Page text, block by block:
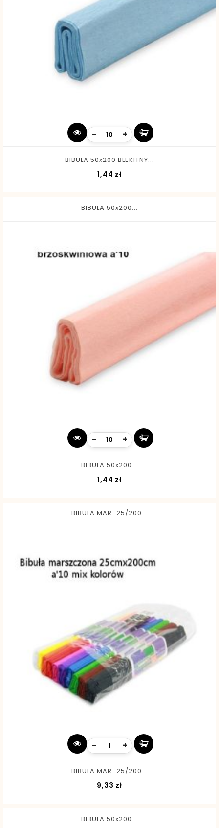
- +
BIBULA 50x200 BLEKITNY...
1,44 zł
BIBULA 50x200...
- +
BIBULA 50x200...
1,44 zł
BIBULA MAR. 25/200...
- +
BIBULA MAR. 25/200...
9,33 zł
BIBULA 50x200...